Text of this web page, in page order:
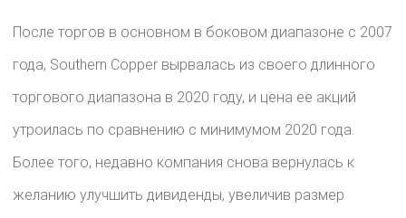
После торгов в основном в боковом диапазоне с 2007
года, Southern Copper вырвалась из своего длинного
торгового диапазона в 2020 году, и цена ее акций
утроилась по сравнению с минимумом 2020 года.
Более того, недавно компания снова вернулась к
желанию улучшить дивиденды, увеличив размер